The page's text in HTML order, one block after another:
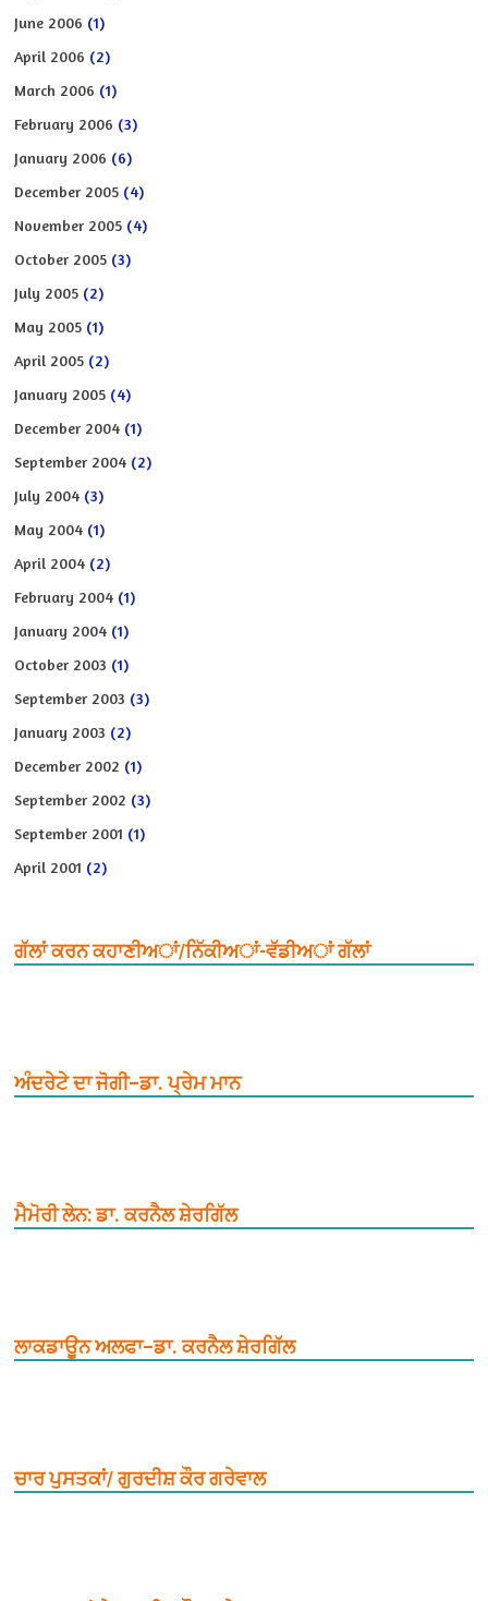
June 2006 (1)
April 2006 (2)
March 2006 (1)
February 2006 (3)
January 2006 (6)
December 2005 (4)
November 2005 (4)
October 2005 (3)
July 2005 (2)
May 2005 (1)
April 2005 (2)
January 2005 (4)
December 2004 (1)
September 2004 (2)
July 2004 (3)
May 2004 (1)
April 2004 (2)
February 2004 (1)
January 2004 (1)
October 2003 (1)
September 2003 (3)
January 2003 (2)
December 2002 (1)
September 2002 (3)
September 2001 (1)
April 2001 (2)
ਗੱਲਾਂ ਕਰਨ ਕਹਾਣੀਅਾਂ/ਨਿੱਕੀਅਾਂ-ਵੱਡੀਅਾਂ ਗੱਲਾਂ
ਅੰਦਰੇਟੇ ਦਾ ਜੋਗੀ–ਡਾ. ਪ੍ਰੇਮ ਮਾਨ
ਮੈਮੋਰੀ ਲੇਨ: ਡਾ. ਕਰਨੈਲ ਸ਼ੇਰਗਿੱਲ
ਲਾਕਡਾਊਨ ਅਲਫਾ–ਡਾ. ਕਰਨੈਲ ਸ਼ੇਰਗਿੱਲ
ਚਾਰ ਪੁਸਤਕਾਂ/ ਗੁਰਦੀਸ਼ ਕੌਰ ਗਰੇਵਾਲ